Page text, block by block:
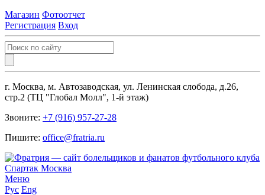
Магазин Фотоотчет
Регистрация Вход
г. Москва, м. Автозаводская, ул. Ленинская слобода, д.26,
стр.2 (ТЦ "Глобал Молл", 1-й этаж)
Звоните: +7 (916) 957-27-28
Пишите: office@fratria.ru
Меню
Рус Eng